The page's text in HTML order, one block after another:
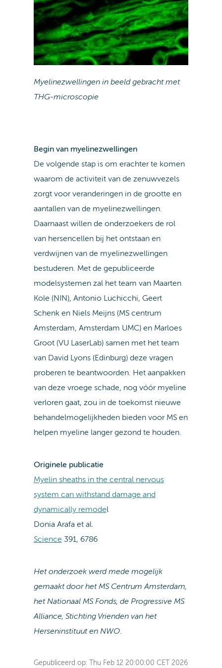
Myelinezwellingen in beeld gebracht met
THG-microscopie
Begin van myelinezwellingen
De volgende stap is om erachter te komen
waarom de activiteit van de zenuwvezels
zorgt voor veranderingen in de grootte en
aantallen van de myelinezwellingen.
Daarnaast willen de onderzoekers de rol
van hersencellen bij het ontstaan en
verdwijnen van de myelinezwellingen
bestuderen. Met de gepubliceerde
modelsystemen zal het team van Maarten
Kole (NIN), Antonio Luchicchi, Geert
Schenk en Niels Meijns (MS centrum
Amsterdam, Amsterdam UMC) en Marloes
Groot (VU LaserLab) samen met het team
van David Lyons (Edinburg) deze vragen
proberen te beantwoorden. Het aanpakken
van deze vroege schade, nog vóór myeline
verloren gaat, zou in de toekomst nieuwe
behandelmogelijkheden bieden voor MS en
helpen myeline langer gezond te houden.
Originele publicatie
Myelin sheaths in the central nervous
system can withstand damage and
dynamically remodel
Donia Arafa et al.
Science 391, 6786
Het onderzoek werd mede mogelijk
gemaakt door het MS Centrum Amsterdam,
het Nationaal MS Fonds, de Progressive MS
Alliance, Stichting Vrienden van het
Herseninstituut en NWO.
Gepubliceerd op: Thu Feb 12 20:00:00 CET 2026